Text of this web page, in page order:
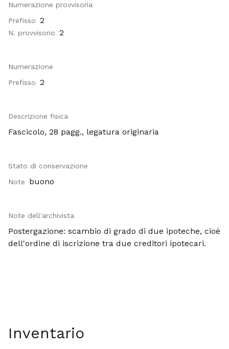
Numerazione provvisoria
Prefisso 2
N. provvisorio 2
Numerazione
Prefisso 2
Descrizione fisica
Fascicolo, 28 pagg., legatura originaria
Stato di conservazione
Note
buono
Note dell'archivista
Postergazione: scambio di grado di due ipoteche, cioè
dell'ordine di iscrizione tra due creditori ipotecari.
Inventario